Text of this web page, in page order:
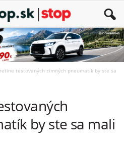
testovaných zimných pneumatík by ste sa
by ste sa mali